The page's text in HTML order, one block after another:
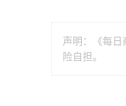
声明：《每
险自担。